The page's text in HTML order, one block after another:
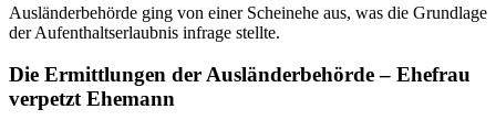
Ausländerbehörde ging von einer Scheinehe aus, was die Grundlage
der Aufenthaltserlaubnis infrage stellte.
Die Ermittlungen der Ausländerbehörde – Ehefrau
verpetzt Ehemann